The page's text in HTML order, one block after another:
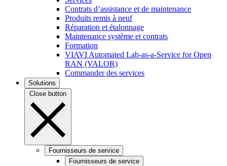
Contrats d’assistance et de maintenance
Produits remis à neuf
Réparation et étalonnage
Maintenance système et contrats
Formation
VIAVI Automated Lab-as-a-Service for Open
RAN (VALOR)
Commander des services
Solutions
Close button
Fournisseurs de service
Fournisseurs de service